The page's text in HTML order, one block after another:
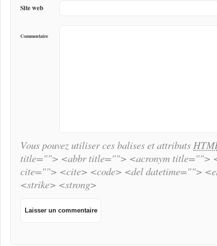
Site web
Commentaire
Vous pouvez utiliser ces balises et attributs
title=""> <abbr title=""> <acronym title="">
cite=""> <cite> <code> <del datetime="">
<strike> <strong>